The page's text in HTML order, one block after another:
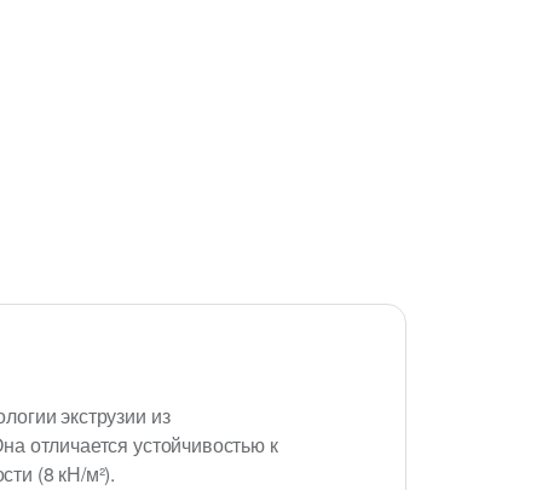
экструзии из
отличается устойчивостью к
(8 кН/м²).